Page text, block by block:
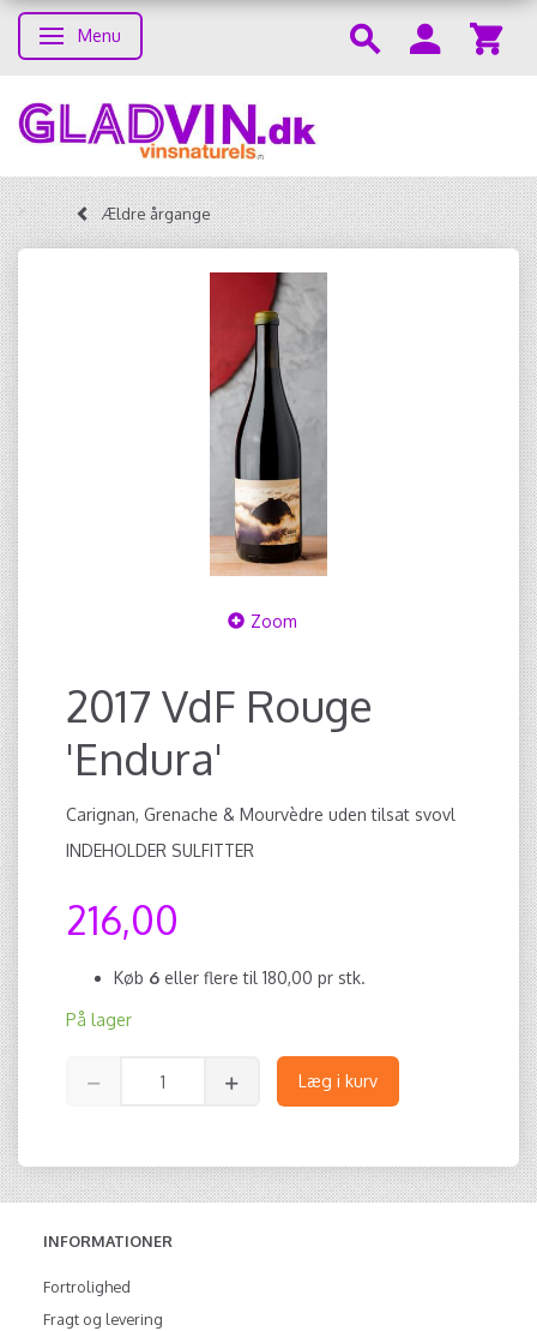
Skifte navigation
Menu
Ældre årgange
Zoom
2017 VdF Rouge
'Endura'
Carignan, Grenache & Mourvèdre uden tilsat svovl
INDEHOLDER SULFITTER
216,00
Køb 6 eller flere til 180,00 pr stk.
På lager
Læg i kurv
INFORMATIONER
Fortrolighed
Fragt og levering